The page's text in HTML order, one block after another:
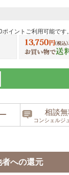
イントご利用可能です。
相談
コンシェルジ
への還元